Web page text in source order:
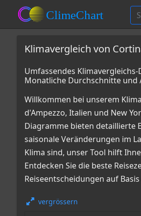
Klimavergleich von
Umfassendes
Monatliche Durchschnitte und
Willkommen bei unserem
d'Ampezzo, Italien und New
Diagramme bieten detaillierte
saisonale Veränderungen im
Klima sind, unser Tool hilft
Entdecken Sie die beste
Reiseentscheidungen auf
vergrössern